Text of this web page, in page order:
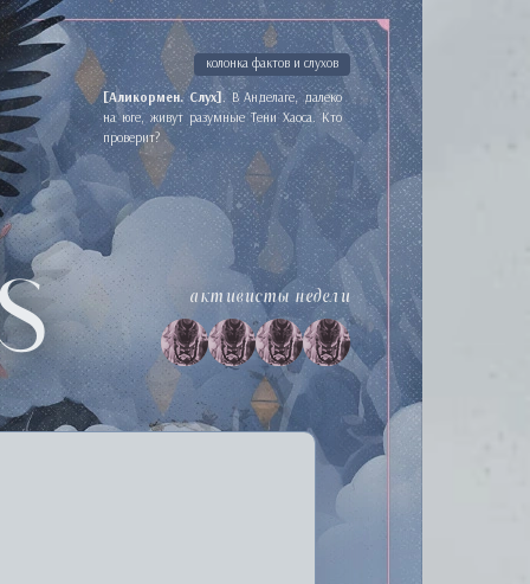
активисты недели
колонка фактов и слухов
[Аликормен. Слух] . В Анделаге, далеко
на юге, живут разумные Тени Хаоса. Кто
проверит?